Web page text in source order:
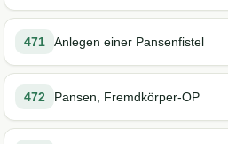
471 Anlegen einer Pansenfistel
472 Pansen, Fremdkörper-OP